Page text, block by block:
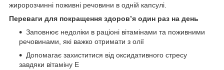
жиророзчинні поживні речовини в одній капсулі.
Переваги для покращення здоров’я один раз на день
Заповнює недоліки в раціоні вітамінами та поживними
речовинами, які важко отримати з олії
Допомагає захиститися від оксидативного стресу
завдяки вітаміну E